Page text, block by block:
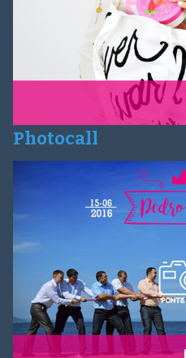
Photocall